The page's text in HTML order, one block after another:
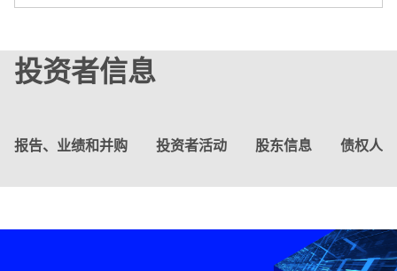
（
英
投资者信息
报告、业绩和并购 投资者活动 股东信息 债权人